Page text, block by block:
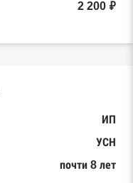
2 200 ₽
ИП
УСН
почти 8 лет